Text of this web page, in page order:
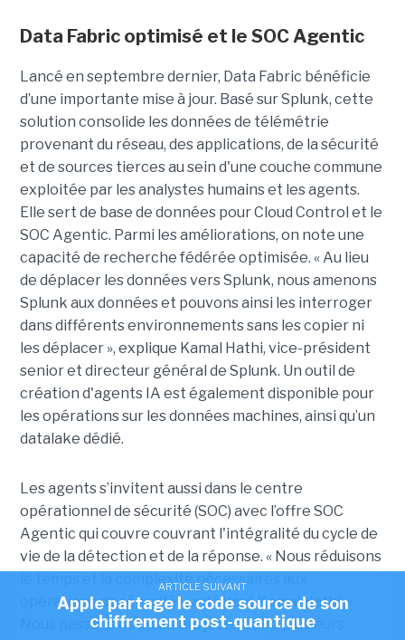
Data Fabric optimisé et le SOC Agentic
Lancé en septembre dernier, Data Fabric bénéficie
d’une importante mise à jour. Basé sur Splunk, cette
solution consolide les données de télémétrie
provenant du réseau, des applications, de la sécurité
et de sources tierces au sein d'une couche commune
exploitée par les analystes humains et les agents.
Elle sert de base de données pour Cloud Control et le
SOC Agentic. Parmi les améliorations, on note une
capacité de recherche fédérée optimisée. « Au lieu
de déplacer les données vers Splunk, nous amenons
Splunk aux données et pouvons ainsi les interroger
dans différents environnements sans les copier ni
les déplacer », explique Kamal Hathi, vice-président
senior et directeur général de Splunk. Un outil de
création d'agents IA est également disponible pour
les opérations sur les données machines, ainsi qu’un
datalake dédié.
Les agents s’invitent aussi dans le centre
opérationnel de sécurité (SOC) avec l’offre SOC
Agentic qui couvre couvrant l'intégralité du cycle de
vie de la détection et de la réponse. « Nous réduisons
le temps et la complexité nécessaires aux
opérations de sécurité », a déclaré Kamal Hathi. «
Nous passons de plusieurs jours, voire plusieurs
ARTICLE SUIVANT
Apple partage le code source de son
chiffrement post-quantique